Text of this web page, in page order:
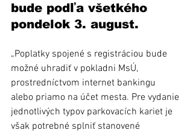
bude podľa všetkého
pondelok 3. august.
„Poplatky spojené s registráciou bude
možné uhradiť v pokladni MsÚ,
prostredníctvom internet bankingu
alebo priamo na účet mesta. Pre vydanie
jednotlivých typov parkovacích kariet je
však potrebné splniť stanovené